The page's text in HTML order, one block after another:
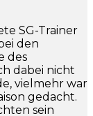
SG-Trainer
den
des
dabei nicht
vielmehr war
gedacht.
sein